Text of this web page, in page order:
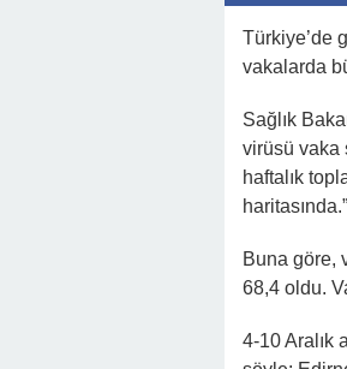
Türkiye’de
vakalarda
Sağlık
virüsü vaka
haftalık
Buna göre,
68,4 oldu.
4-10 Aralık